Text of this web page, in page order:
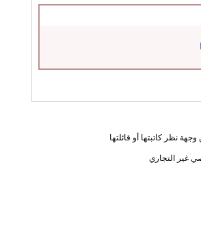
نظر كاتبتها أو قائلتها
غير التجاري